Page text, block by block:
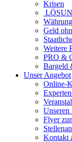
Krisen
Geld
Weitere
PRO &
Bargeld
Unser Angebot
Online-
Unseren
Flyer
Kontakt